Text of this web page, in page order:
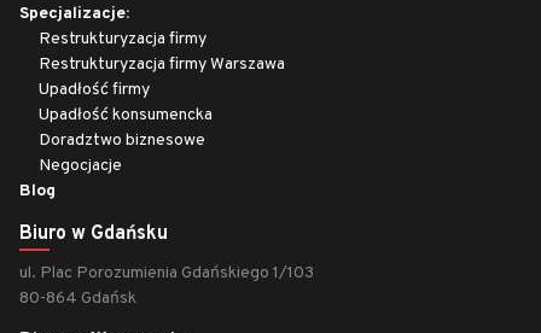
Specjalizacje:
Restrukturyzacja firmy
Restrukturyzacja firmy Warszawa
Upadłość firmy
Upadłość konsumencka
Doradztwo biznesowe
Negocjacje
Blog
Biuro w Gdańsku
ul. Plac Porozumienia Gdańskiego 1/103
80-864 Gdańsk